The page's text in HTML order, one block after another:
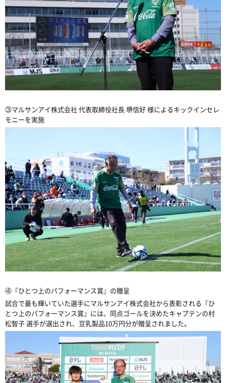
③マルサンアイ株式会社代表取締役社長堺信好様によるキックインセレ
モニーを実施
④ 『ひとつ上のパフォーマンス賞』の贈呈
試合で最も輝いていた選手にマルサンアイ株式会社から表彰される『ひ
とつ上のパフォーマンス賞』には、同点ゴールを決めたキャプテンの村
松智子 選手が選出され、豆乳製品10万円分が贈呈されました。